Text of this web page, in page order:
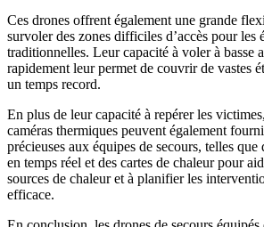
Ces drones offrent également une grande
survoler des zones difficiles d’accès pour les
traditionnelles. Leur capacité à voler à basse
rapidement leur permet de couvrir de vastes
un temps record.
En plus de leur capacité à repérer les
caméras thermiques peuvent également
précieuses aux équipes de secours, telles que
en temps réel et des cartes de chaleur pour
sources de chaleur et à planifier les
efficace.